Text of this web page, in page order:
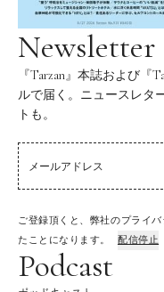
Newsletter
『Tarzan』本誌および『
ルで届く。ニュースレタ
トも。
ご登録頂くと、弊社のプライ
たことになります。
配信停止
Podcast